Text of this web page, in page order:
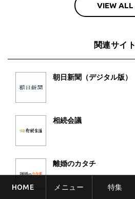
VIEW ALL
関連サイト
朝日新聞（デジタル版）
相続会議
離婚のカタチ
HOME メニュー 特集